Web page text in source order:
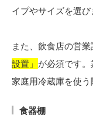
イプやサイズを選び
また、飲食店の営
設置」 が必須です。
家庭用冷蔵庫を使う
食器棚